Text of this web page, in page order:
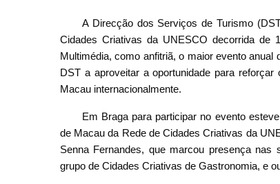
A Direcção dos Serviços de Turismo
Cidades Criativas da UNESCO decorrida de
Multimédia, como anfitriã, o maior evento
DST a aproveitar a oportunidade para
Macau internacionalmente.
Em Braga para participar no evento
de Macau da Rede de Cidades Criativas da
Senna Fernandes, que marcou presença
grupo de Cidades Criativas de Gastronomia, e